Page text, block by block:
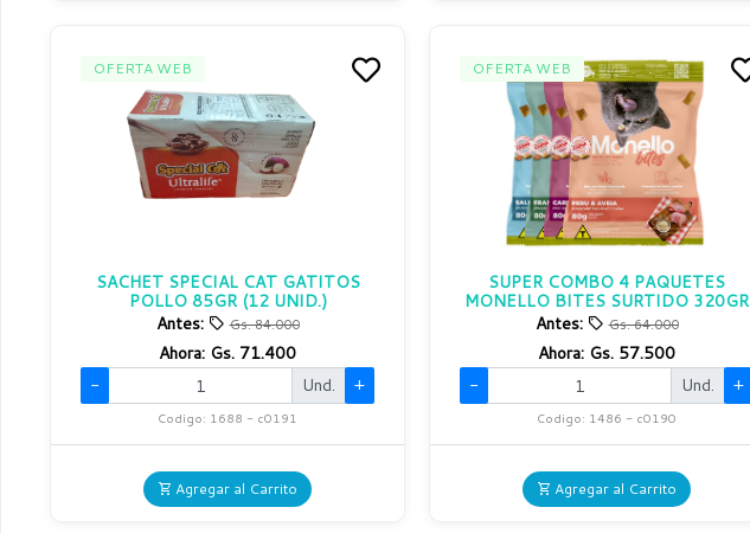
OFERTA WEB
SACHET SPECIAL CAT GATITOS
POLLO 85GR (12 UNID.)
Antes:
Gs. 84.000
Ahora: Gs. 71.400
-
Und. +
Codigo: 1688 - c0191
Agregar al Carrito
OFERTA WEB
SUPER COMBO 4 PAQUETES
MONELLO BITES SURTIDO 320GR
Antes:
Gs. 64.000
Ahora: Gs. 57.500
-
Und. +
Codigo: 1486 - c0190
Agregar al Carrito